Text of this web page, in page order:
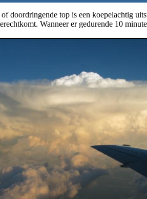
doordringende top is een koepelachtig
Wanneer er gedurende 10